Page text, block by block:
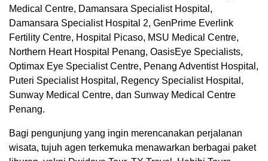
Medical Centre, Damansara Specialist Hospital,
Damansara Specialist Hospital 2, GenPrime Everlink
Fertility Centre, Hospital Picaso, MSU Medical Centre,
Northern Heart Hospital Penang, OasisEye Specialists,
Optimax Eye Specialist Centre, Penang Adventist Hospital,
Puteri Specialist Hospital, Regency Specialist Hospital,
Sunway Medical Centre, dan Sunway Medical Centre
Penang.
Bagi pengunjung yang ingin merencanakan perjalanan
wisata, tujuh agen terkemuka menawarkan berbagai paket